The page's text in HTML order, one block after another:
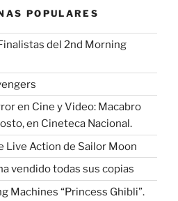
POPULARES
del 2nd Morning
en Cine y Video: Macabro
en Cineteca Nacional.
Live Action de Sailor Moon
vendido todas sus copias
Machines “Princess Ghibli”.